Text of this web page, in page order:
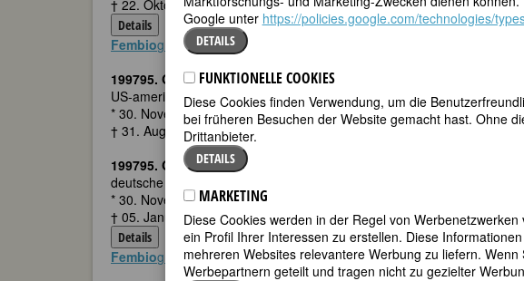
† 22. Oktober 1891 in Bad Nauheim
Details
Fembiographie zu Louise Ernestine Humbracht (Pseud. Louise Ernesti)
199795. Geburtstag:Etta Cone
US-amerikanische Kunstsammlerin
* 30. November 1870 in Jonesboro TN
† 31. August 1949 in Baltimore MD
199795. Geburtstag:Gertrud Eysoldt
deutsche Schauspielerin
* 30. November 1870 in Pirna
† 05. Januar 1955 in Ohlstadt b./n. Murnau (Landkr. Garmisch-P.)
Details
Fembiographie zu Gertrud Eysoldt
Google unter https://policies.google.com/technologies/
DETAILS
FUNKTIONELLE COOKIES
Diese Cookies finden Verwendung, um die
bei früheren Besuchen der Website gemacht hast. Ohne
Drittanbieter.
DETAILS
MARKETING
Diese Cookies werden in der Regel von
ein Profil Ihrer Interessen zu erstellen. Diese
mehreren Websites relevantere Werbung zu liefern.
Werbepartnern geteilt und tragen nicht zu gezielter